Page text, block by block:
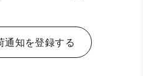
通知を登録する